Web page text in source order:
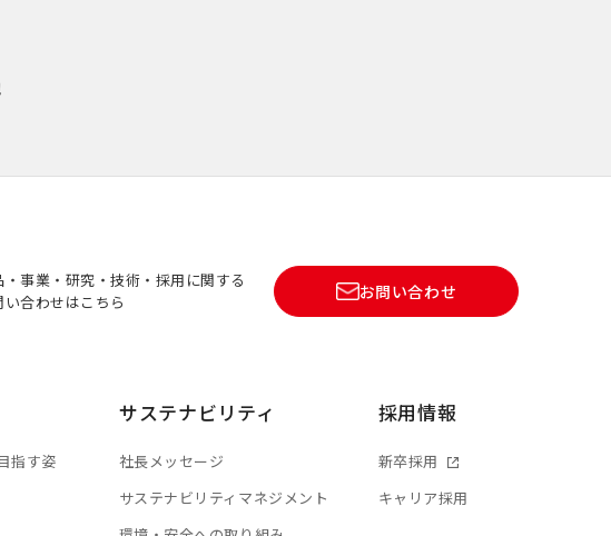
・事業・研究・技術・採用に関する
い合わせはこちら
お問い合わせ
指す姿
サステナビリティ
社長メッセージ
サステナビリティマネジメント
採用情報
新卒採用
キャリア採用